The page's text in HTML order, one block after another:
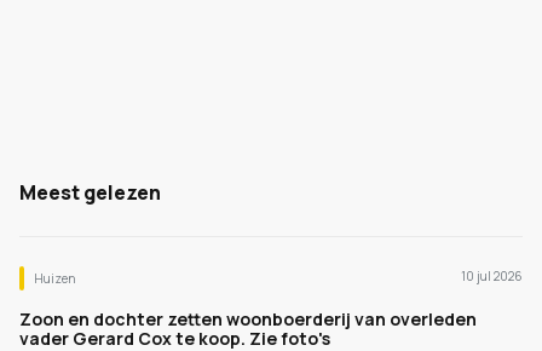
Meest gelezen
Huizen 10 jul 2026
Zoon en dochter zetten woonboerderij van overleden
vader Gerard Cox te koop. Zie foto's